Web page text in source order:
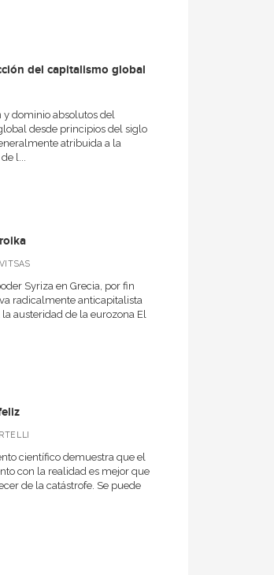
del capitalismo global
y dominio absolutos del
desde principios del siglo
atribuida a la
l...
Syriza en Grecia, por fin
radicalmente anticapitalista
la austeridad de la eurozona El
científico demuestra que el
con la realidad es mejor que
de la catástrofe. Se puede